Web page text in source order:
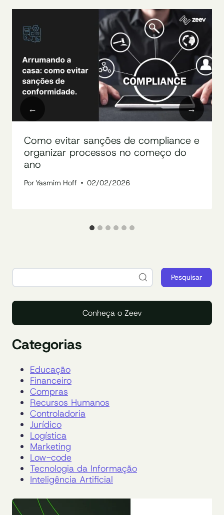
Como evitar sanções de compliance e
organizar processos no começo do
ano
Por Yasmim Hoff 02/02/2026
Pesquisar
Conheça o Zeev
Categorias
Educação
Financeiro
Compras
Recursos Humanos
Controladoria
Jurídico
Logística
Marketing
Low-code
Tecnologia da Informação
Inteligência Artificial